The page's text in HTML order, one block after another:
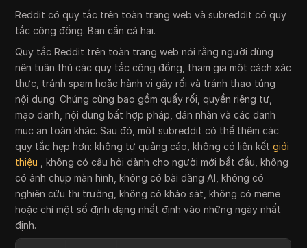
Reddit có quy tắc trên toàn trang web và subreddit có quy
tắc cộng đồng. Bạn cần cả hai.
Quy tắc Reddit trên toàn trang web nói rằng người dùng
nên tuân thủ các quy tắc cộng đồng, tham gia một cách xác
thực, tránh spam hoặc hành vi gây rối và tránh thao túng
nội dung. Chúng cũng bao gồm quấy rối, quyền riêng tư,
mạo danh, nội dung bất hợp pháp, dán nhãn và các danh
mục an toàn khác. Sau đó, một subreddit có thể thêm các
quy tắc hẹp hơn: không tự quảng cáo, không có liên kếtgiới
thiệu , không có câu hỏi dành cho người mới bắt đầu, không
có ảnh chụp màn hình, không có bài đăng AI, không có
nghiên cứu thị trường, không có khảo sát, không có meme
hoặc chỉ một số định dạng nhất định vào những ngày nhất
định.